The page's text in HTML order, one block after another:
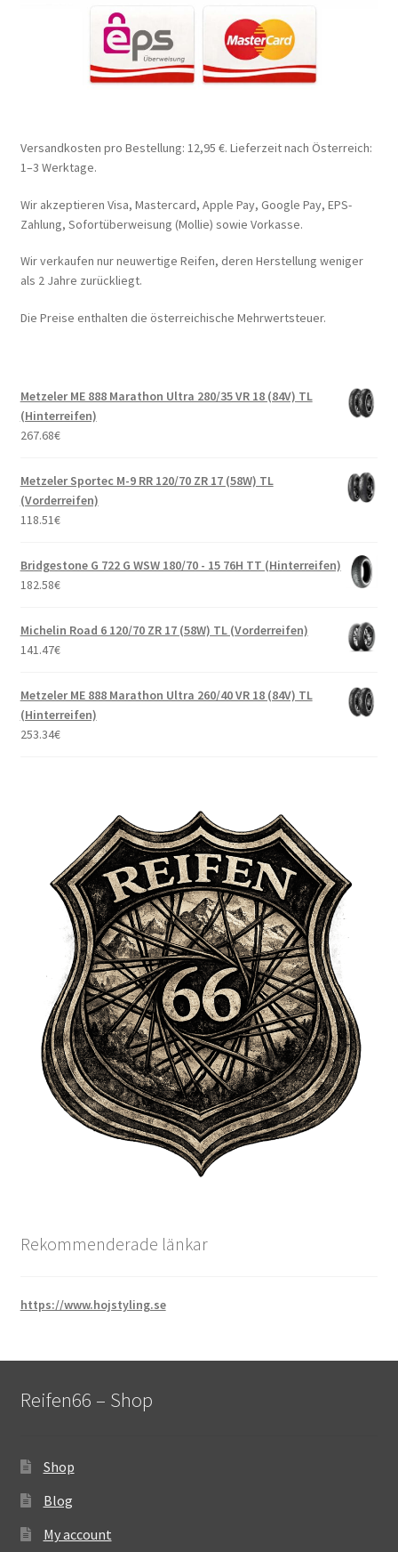
Versandkosten pro Bestellung: 12,95 €. Lieferzeit nach Österreich:
1–3 Werktage.
Wir akzeptieren Visa, Mastercard, Apple Pay, Google Pay, EPS-
Zahlung, Sofortüberweisung (Mollie) sowie Vorkasse.
Wir verkaufen nur neuwertige Reifen, deren Herstellung weniger
als 2 Jahre zurückliegt.
Die Preise enthalten die österreichische Mehrwertsteuer.
Metzeler ME 888 Marathon Ultra 280/35 VR 18 (84V) TL
(Hinterreifen)
267.68€
Metzeler Sportec M-9 RR 120/70 ZR 17 (58W) TL
(Vorderreifen)
118.51€
Bridgestone G 722 G WSW 180/70 - 15 76H TT (Hinterreifen)
182.58€
Michelin Road 6 120/70 ZR 17 (58W) TL (Vorderreifen)
141.47€
Metzeler ME 888 Marathon Ultra 260/40 VR 18 (84V) TL
(Hinterreifen)
253.34€
Rekommenderade länkar
https://www.hojstyling.se
Reifen66 – Shop
Shop
Blog
My account